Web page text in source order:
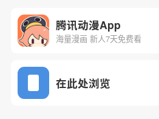
下一话 腾
腾讯动漫App
海量漫画 新人7天免费看
在此处浏览